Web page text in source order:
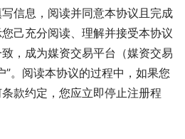
信息，阅读并同意本协议且完成
己充分阅读、理解并接受本协议
，成为媒资交易平台（媒资交易
”。阅读本协议的过程中，如果您
款约定，您应立即停止注册程